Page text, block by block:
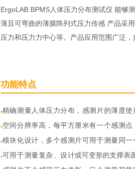
ErgoLAB BPMS人体压力分布测试仪 能够
薄且可弯曲的薄膜阵列式压力传感 产品采
压力和压力力中心等。产品应用范围广泛
功能特点
精确测量人体压力分布，感测片的薄度
空间分辨率高，每平方厘米有一个感测
模块化设计，多个感测片可用于测量同
可用于测量复杂、设计或可变形的支撑表